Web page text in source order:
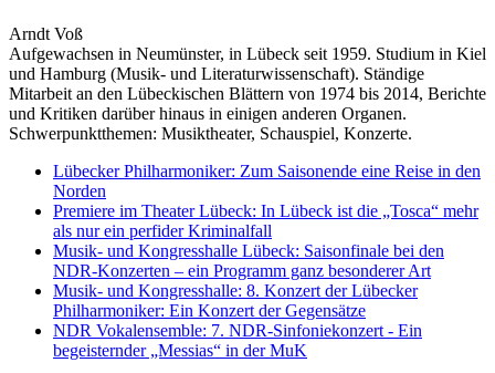
Arndt Voß
Aufgewachsen in Neumünster, in Lübeck seit 1959. Studium in Kiel
und Hamburg (Musik- und Literaturwissenschaft). Ständige
Mitarbeit an den Lübeckischen Blättern von 1974 bis 2014, Berichte
und Kritiken darüber hinaus in einigen anderen Organen.
Schwerpunktthemen: Musiktheater, Schauspiel, Konzerte.
Lübecker Philharmoniker: Zum Saisonende eine Reise in den
Norden
Premiere im Theater Lübeck: In Lübeck ist die „Tosca“ mehr
als nur ein perfider Kriminalfall
Musik- und Kongresshalle Lübeck: Saisonfinale bei den
NDR-Konzerten – ein Programm ganz besonderer Art
Musik- und Kongresshalle: 8. Konzert der Lübecker
Philharmoniker: Ein Konzert der Gegensätze
NDR Vokalensemble: 7. NDR-Sinfoniekonzert - Ein
begeisternder „Messias“ in der MuK